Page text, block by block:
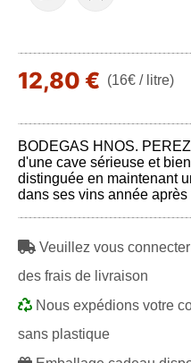
12,80 € (16€ / litre)
BODEGAS HNOS.
d'une cave sérieuse et
distinguée en maintenant
dans ses vins année après
Veuillez vous
des frais de livraison
Nous expédions votre
sans plastique